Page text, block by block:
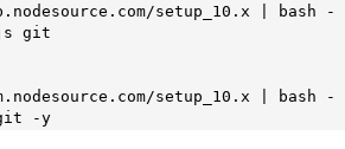
setup_10.x | bash -
git
setup_10.x | bash -